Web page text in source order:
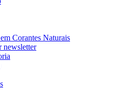
Corantes Naturais
newsletter